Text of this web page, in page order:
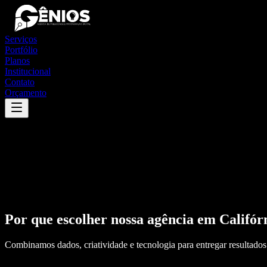
Serviços
Portfólio
Planos
Institucional
Contato
Orçamento
Por que escolher nossa agência em
Combinamos dados, criatividade e tecnologia para entregar